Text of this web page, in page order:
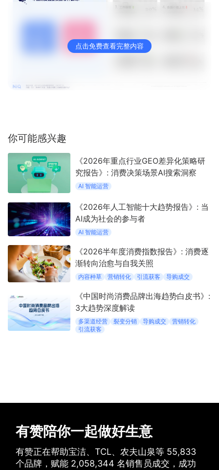
点击免费查看完整内容
你可能感兴趣
《2026年重点行业GEO差异化策略研
究报告》: 消费决策场景AI搜索洞察
AI 智能运营
《2026年人工智能十大趋势报告》: 当
AI成为社会的参与者
AI 智能运营
《2026半年度消费指数报告》: 消费逐
渐转向治愈与自我关照
内容种草 营销转化 引流获客 导购成交
《中国时尚消费品牌出海趋势白皮书》:
3大趋势深度解读
多渠道经营 裂变分销 导购成交
营销转化
引流获客
有赞陪你一起做好生意
有赞正在帮助宝洁、TCL、农夫山泉等 55,833
个品牌， 赋能 2,058,344 名销售员成交， 成功